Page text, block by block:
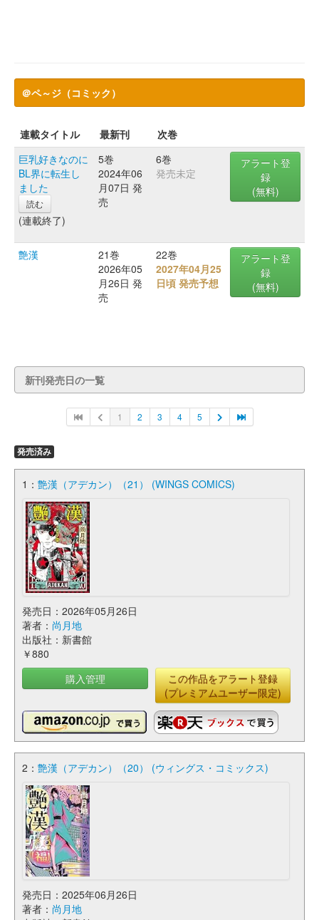
＠ペ～ジ（コミック）
連載タイトル 最新刊
次巻
巨乳好きなのに
BL界に転生し
ました
読む
(連載終了)
5巻
2024年06
月07日 発
売
6巻
発売未定
アラート登
録
(無料)
艶漢
21巻
2026年05
月26日 発
売
22巻
2027年04月25
日頃 発売予想
アラート登
録
(無料)
新刊発売日の一覧
1 2 3 4 5
発売済み
1： 艶漢（アデカン）（21） (WINGS COMICS)
発売日：2026年05月26日
著者： 尚月地
出版社：新書館
￥880
購入管理
この作品をアラート登録
(プレミアムユーザー限定)
2： 艶漢（アデカン）（20） (ウィングス・コミックス)
発売日：2025年06月26日
著者： 尚月地